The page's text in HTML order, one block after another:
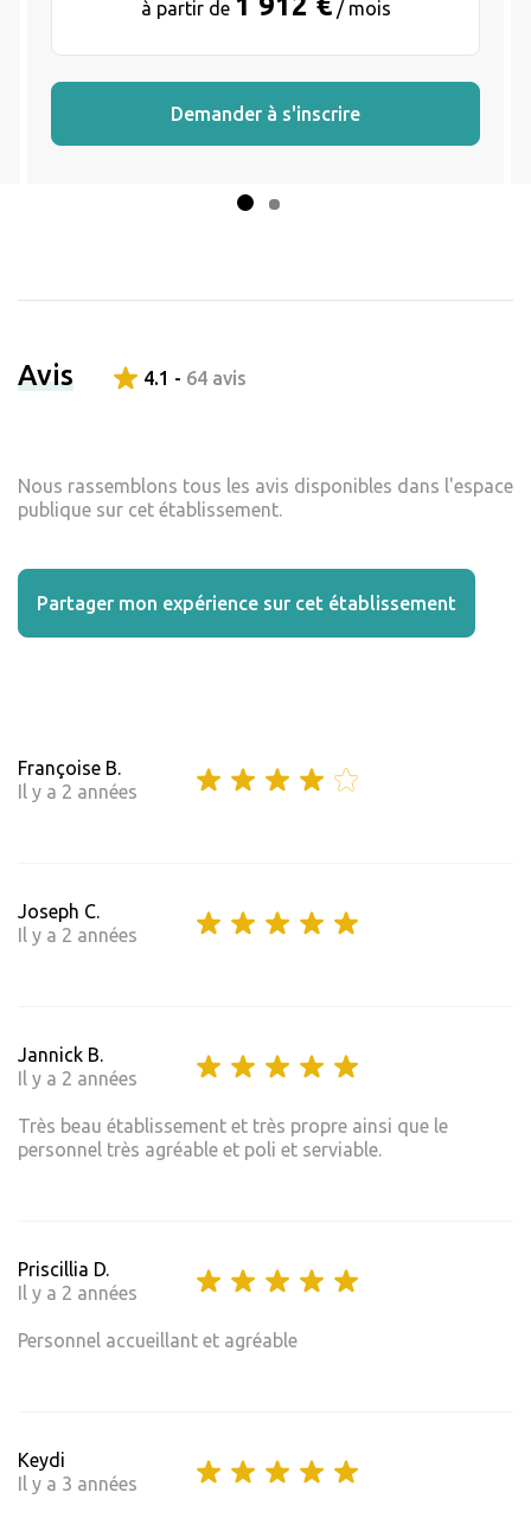
à partir de / mois
Demander à s'inscrire
Avis 4.1 - 64 avis
Nous rassemblons tous les avis disponibles dans l'espace
publique sur cet établissement.
Partager mon expérience sur cet établissement
Françoise B.
Il y a 2 années
Joseph C.
Il y a 2 années
Jannick B.
Il y a 2 années
Très beau établissement et très propre ainsi que le
personnel très agréable et poli et serviable.
Priscillia D.
Il y a 2 années
Personnel accueillant et agréable
Keydi
Il y a 3 années